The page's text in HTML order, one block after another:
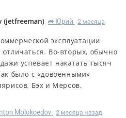
(jetfreeman) R Юрий
2 месяца
эксплуатации
отличаться. Во-вторых, обычно
успевает накатать тысяч
было с «довоенными»
Бэх и Мерсов.
Molokoedov 2 месяца назад